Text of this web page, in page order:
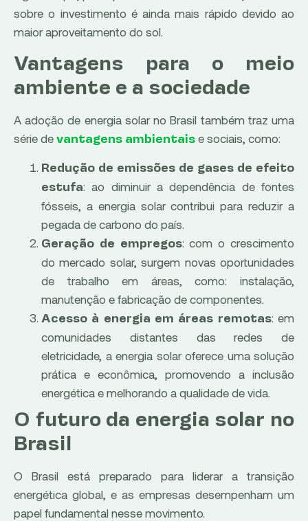
sobre o investimento é ainda mais rápido devido ao
maior aproveitamento do sol.
Vantagens para o meio
ambiente e a sociedade
A adoção de energia solar no Brasil também traz uma
série de vantagens ambientais e sociais, como:
Redução de emissões de gases de efeito
estufa: ao diminuir a dependência de fontes
fósseis, a energia solar contribui para reduzir a
pegada de carbono do país.
Geração de empregos: com o crescimento
do mercado solar, surgem novas oportunidades
de trabalho em áreas, como: instalação,
manutenção e fabricação de componentes.
Acesso à energia em áreas remotas: em
comunidades distantes das redes de
eletricidade, a energia solar oferece uma solução
prática e econômica, promovendo a inclusão
energética e melhorando a qualidade de vida.
O futuro da energia solar no
Brasil
O Brasil está preparado para liderar a transição
energética global, e as empresas desempenham um
papel fundamental nesse movimento.